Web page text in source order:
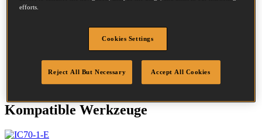
Durchmesser
Beschichtung
Blank
Menge/Karton 8000
Kompatible Werkzeuge
efforts.
Cookies Settings
Reject All But Necessary Accept All Cookies